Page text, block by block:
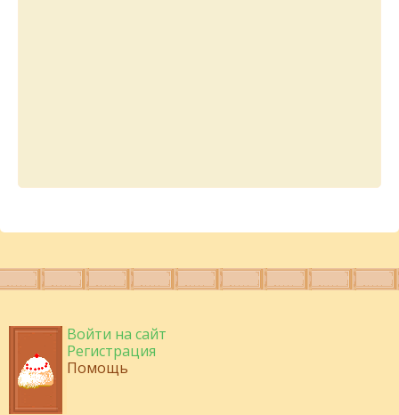
Войти на сайт
Регистрация
Помощь